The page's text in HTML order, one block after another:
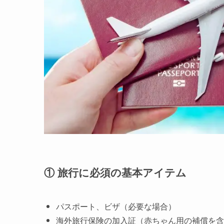
① 旅行に必須の基本アイテム
パスポート、ビザ（必要な場合）
海外旅行保険の加入証（赤ちゃん用の補償を